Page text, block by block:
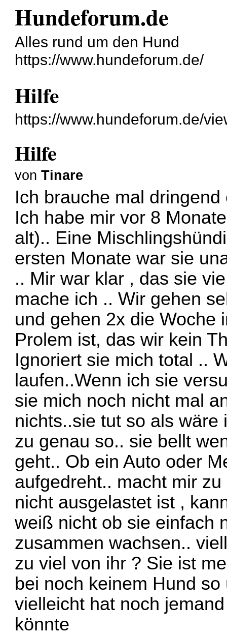
Hundeforum.de
Alles rund um den Hund
https://www.hundeforum.de/
Hilfe
https://www.hundeforum.de/
Hilfe
vonTinare
Ich brauche mal dringend
Ich habe mir vor 8
alt).. Eine
ersten Monate war sie
.. Mir war klar , das sie
mache ich .. Wir gehen
und gehen 2x die Woche
Prolem ist, das wir kein
Ignoriert sie mich total ..
laufen..Wenn ich sie
sie mich noch nicht mal
nichts..sie tut so als
zu genau so.. sie bellt
geht.. Ob ein Auto oder
aufgedreht.. macht mir
nicht ausgelastet ist ,
weiß nicht ob sie einfach
zusammen wachsen..
zu viel von ihr ? Sie ist
bei noch keinem Hund
vielleicht hat noch
könnte